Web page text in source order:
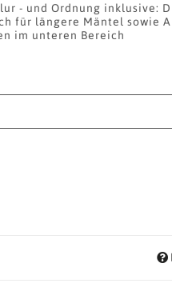
- und Ordnung inklusive:
für längere Mäntel sowie
im unteren Bereich